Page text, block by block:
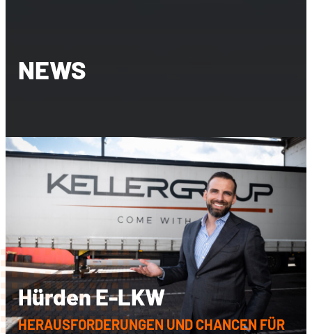
NEWS
Hürden E-LKW
HERAUSFORDERUNGEN UND CHANCEN FÜR